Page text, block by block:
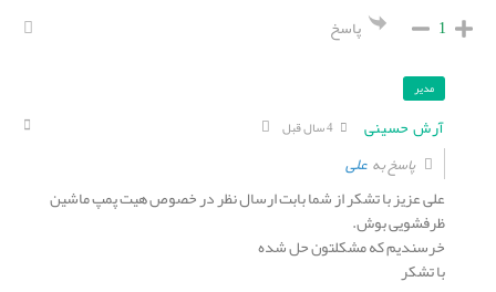
1 پاسخ
مدیر
آرش حسینی 4 سال قبل
پاسخ بهعلی
علی عزیز با تشکر از شما بابت ارسال نظر در خصوص هیت پمپ ماشین
ظرفشویی بوش.
خرسندیم که مشکلتون حل شده
با تشکر